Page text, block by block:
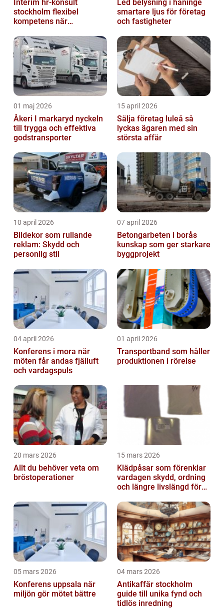
Interim hr-konsult
stockholm flexibel
kompetens när
stöd
Led belysning i haninge
smartare ljus för företag
och fastigheter
01 maj 2026
Åkeri I markaryd nyckeln
till trygga och effektiva
godstransporter
15 april 2026
Sälja företag luleå så
lyckas ägaren med sin
största affär
10 april 2026
Bildekor som rullande
reklam: Skydd och
personlig stil
07 april 2026
Betongarbeten i borås
kunskap som ger starkare
byggprojekt
04 april 2026
Konferens i mora när
möten får andas fjälluft
och vardagspuls
01 april 2026
Transportband som håller
produktionen i rörelse
20 mars 2026
Allt du behöver veta om
bröstoperationer
15 mars 2026
Klädpåsar som förenklar
vardagen skydd, ordning
och längre livslängd för
05 mars 2026
Konferens uppsala när
miljön gör mötet bättre
04 mars 2026
Antikaffär stockholm
guide till unika fynd och
tidlös inredning